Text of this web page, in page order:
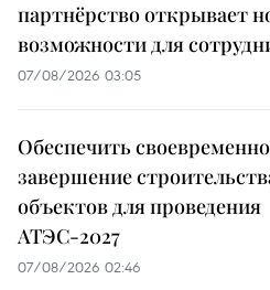
партнёрство открывает
возможности для
07/08/2026 03:05
Обеспечить
завершение
объектов для проведения
АТЭС-2027
07/08/2026 02:46